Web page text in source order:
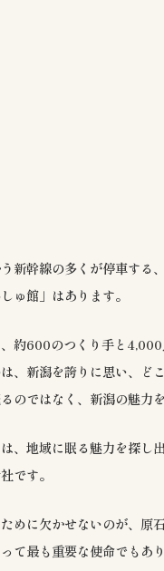
新幹線の多くが停車する
ゅ館」はあります。
約600のつくり手と
、新潟を誇りに思い、ど
のではなく、新潟の魅力
、地域に眠る魅力を探し
です。
めに欠かせないのが、原
て最も重要な使命でもあり